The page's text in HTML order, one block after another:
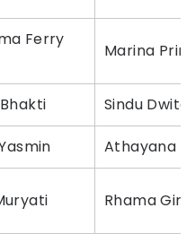
Ferry
Marina
Sindu
Athayana
Rhama Giri